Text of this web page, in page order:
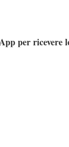
per ricevere